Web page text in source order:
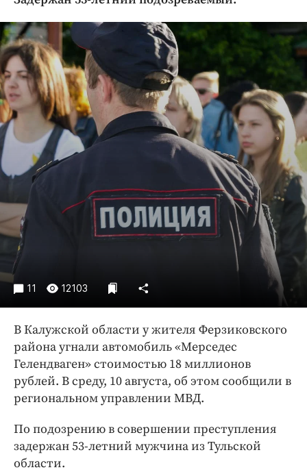
Криминал
Культура
Недвижимость и ЖКХ
Образование
Общество
Погода
Праздники
Происшествия
Спорт
Экономика и бизнес
ПРОЕКТЫ
Медиаперсона
Интересное чтиво
Клиника года
Бренд года
Работодатель года
11 12103
В Калужской области у жителя Ферзиковского
района угнали автомобиль «Мерседес
Гелендваген» стоимостью 18 миллионов
рублей. В среду, 10 августа, об этом сообщили в
региональном управлении МВД.
По подозрению в совершении преступления
задержан 53-летний мужчина из Тульской
области.